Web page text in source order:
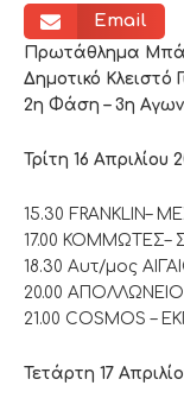
Email
Πρωτάθλημα
Δημοτικό Κλειστό
2η Φάση – 3η
Τρίτη 16 Απριλίου
15.30 FRANKLIN–
17.00 ΚΟΜΜΩΤΕΣ–
18.30 Αυτ/μος
20.00
21.00 COSMOS –
Τετάρτη 17